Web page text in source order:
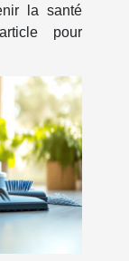
la santé
pour